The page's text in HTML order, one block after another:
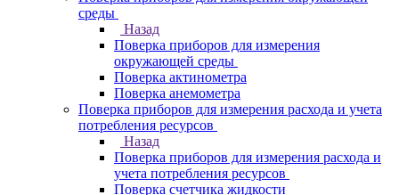
среды
Назад
Поверка приборов для измерения
окружающей среды
Поверка актинометра
Поверка анемометра
Поверка приборов для измерения расхода и учета
потребления ресурсов
Назад
Поверка приборов для измерения расхода и
учета потребления ресурсов
Поверка счетчика жидкости